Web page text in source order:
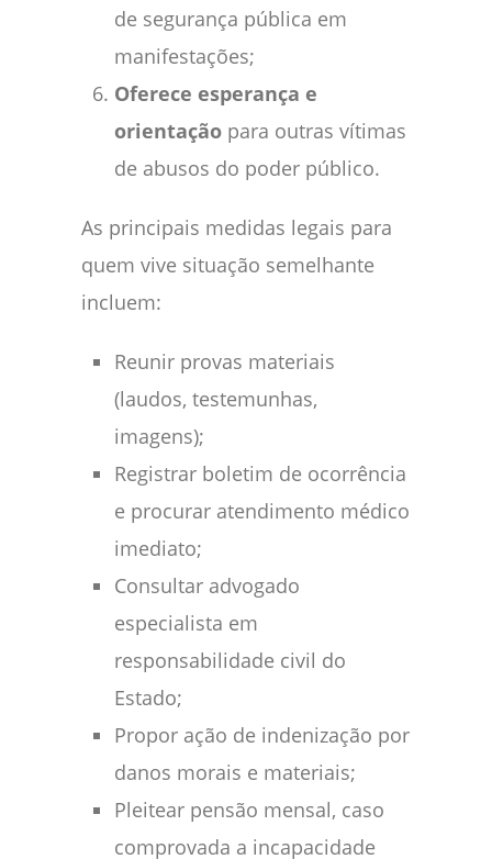
de segurança pública em
manifestações;
Oferece esperança e
orientação para outras vítimas
de abusos do poder público.
As principais medidas legais para
quem vive situação semelhante
incluem:
Reunir provas materiais
(laudos, testemunhas,
imagens);
Registrar boletim de ocorrência
e procurar atendimento médico
imediato;
Consultar advogado
especialista em
responsabilidade civil do
Estado;
Propor ação de indenização por
danos morais e materiais;
Pleitear pensão mensal, caso
comprovada a incapacidade